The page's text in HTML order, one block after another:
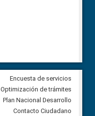
Veeduría Ciudadana para
construcción del asfaltado de
Ballenita del cantón Santa
Encuesta de servicios
Optimización de trámites
Plan Nacional Desarrollo
Contacto Ciudadano